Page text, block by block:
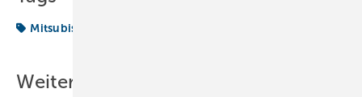
Mitsubishi
Weitere Inhalte